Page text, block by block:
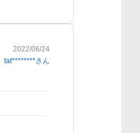
2022/06/24
tat********さん